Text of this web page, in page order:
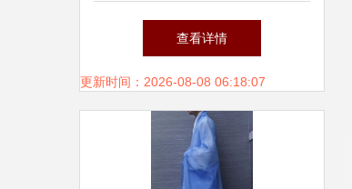
的服装设计范例
查看详情
更新时间：2026-08-08 06:18:07